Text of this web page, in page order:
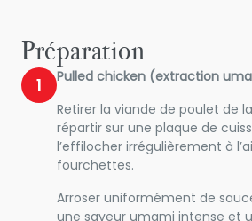
Préparation
1
Pulled chicken (extraction
Retirer la viande de poulet de
répartir sur une plaque de
l’effilocher irrégulièrement à
fourchettes.
Arroser uniformément de
une saveur umami intense et